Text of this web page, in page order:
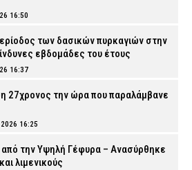
16:50
των δασικών πυρκαγιών στην
εβδομάδες του έτους
16:37
27χρονος την ώρα που παραλάμβανε
16:25
από την Υψηλή Γέφυρα – Ανασύρθηκε
λιμενικούς